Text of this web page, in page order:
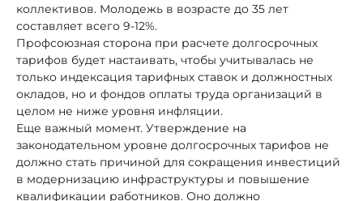
коллективов. Молодежь в возрасте до 35 лет
составляет всего 9-12%.
Профсоюзная сторона при расчете долгосрочных
тарифов будет настаивать, чтобы учитывалась не
только индексация тарифных ставок и должностных
окладов, но и фондов оплаты труда организаций в
целом не ниже уровня инфляции.
Еще важный момент. Утверждение на
законодательном уровне долгосрочных тарифов не
должно стать причиной для сокращения инвестиций
в модернизацию инфраструктуры и повышение
квалификации работников. Оно должно